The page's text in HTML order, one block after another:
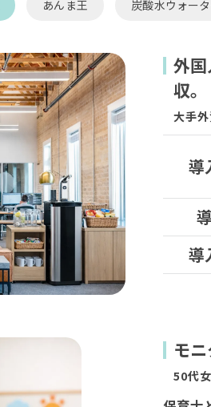
あんま王 炭酸水ウォー
外
収。
大手
導
導
モ
50代